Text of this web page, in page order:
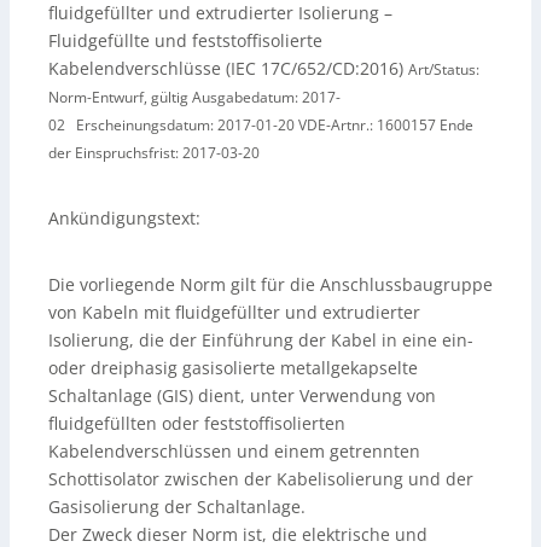
fluidgefüllter und extrudierter Isolierung –
Fluidgefüllte und feststoffisolierte
Kabelendverschlüsse (IEC 17C/652/CD:2016) Art/Status:
Norm-Entwurf, gültig Ausgabedatum: 2017-
02 Erscheinungsdatum: 2017-01-20 VDE-Artnr.: 1600157 Ende
der Einspruchsfrist: 2017-03-20
Ankündigungstext:
Die vorliegende Norm gilt für die Anschlussbaugruppe
von Kabeln mit fluidgefüllter und extrudierter
Isolierung, die der Einführung der Kabel in eine ein-
oder dreiphasig gasisolierte metallgekapselte
Schaltanlage (GIS) dient, unter Verwendung von
fluidgefüllten oder feststoffisolierten
Kabelendverschlüssen und einem getrennten
Schottisolator zwischen der Kabelisolierung und der
Gasisolierung der Schaltanlage.
Der Zweck dieser Norm ist, die elektrische und